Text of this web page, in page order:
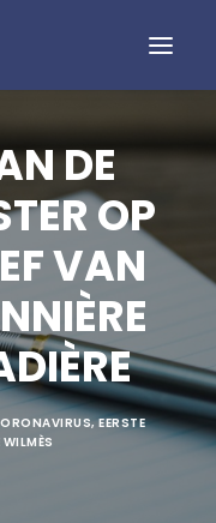
DE
OP
VAN
,EERSTE